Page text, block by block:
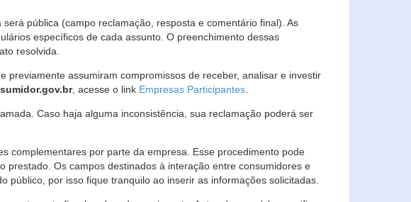
pública (campo reclamação, resposta e comentário final). As
específicos de cada assunto. O preenchimento dessas
resolvida.
assumiram compromissos de receber, analisar e investir
, acesse o link Empresas Participantes
Caso haja alguma inconsistência, sua reclamação poderá ser
complementares por parte da empresa. Esse procedimento pode
Os campos destinados à interação entre consumidores e
por isso fique tranquilo ao inserir as informações solicitadas.